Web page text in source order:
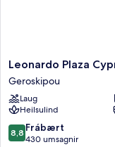
Leonardo
Plaza
Cypria
Maris
Beach
Hotel
&
Leonardo Plaza
Geroskipou
Laug
Heilsulind
8.8
af
8,8 Frábært
430 umsagnir